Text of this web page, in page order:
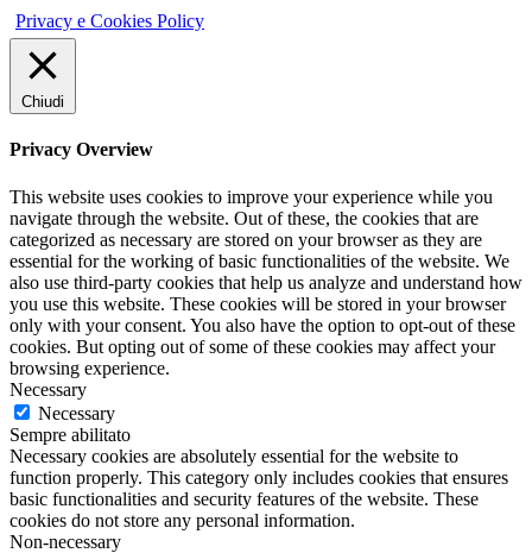
Privacy e Cookies Policy
Chiudi
Privacy Overview
This website uses cookies to improve your experience while you
navigate through the website. Out of these, the cookies that are
categorized as necessary are stored on your browser as they are
essential for the working of basic functionalities of the website. We
also use third-party cookies that help us analyze and understand how
you use this website. These cookies will be stored in your browser
only with your consent. You also have the option to opt-out of these
cookies. But opting out of some of these cookies may affect your
browsing experience.
Necessary
Necessary
Sempre abilitato
Necessary cookies are absolutely essential for the website to
function properly. This category only includes cookies that ensures
basic functionalities and security features of the website. These
cookies do not store any personal information.
Non-necessary